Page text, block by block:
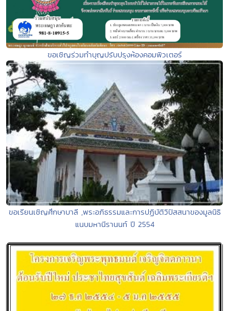
ขอเชิญร่วมทำบุญปรับปรุงห้องคอมพิวเตอร์
ขอเรียนเชิญศึกษาบาลี ,พระอภิธรรมและการปฏิบัติวิปัสสนาของมูลนิธิ
แนบมหานีรานนท์ ปี 2554